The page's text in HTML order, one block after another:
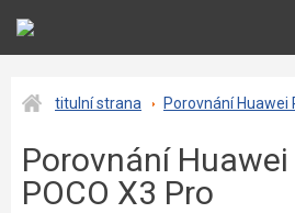
titulní strana Porovnání Huawei
Porovnání
POCO X3 Pro